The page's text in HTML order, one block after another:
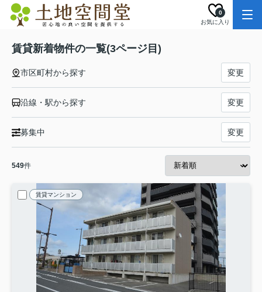
お気に入り
0
賃貸新着物件の一覧(3ページ目)
市区町村から探す 変更
沿線・駅から探す 変更
募集中 変更
549件
賃貸マンション